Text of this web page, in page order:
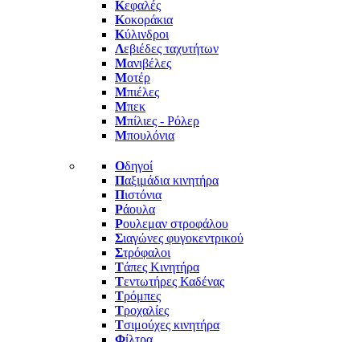
Κεφαλές
Κοκοράκια
Κύλινδροι
Λεβιέδες ταχυτήτων
Μανιβέλες
Μοτέρ
Μπιέλες
Μπεκ
Μπίλιες - Ρόλερ
Μπουλόνια
Οδηγοί
Παξιμάδια κινητήρα
Πιστόνια
Ράουλα
Ρουλεμαν στροφάλου
Σιαγώνες φυγοκεντρικού
Στρόφαλοι
Τάπες Κινητήρα
Τεντωτήρες Καδένας
Τρόμπες
Τροχαλίες
Τσιμούχες κινητήρα
Φίλτρα